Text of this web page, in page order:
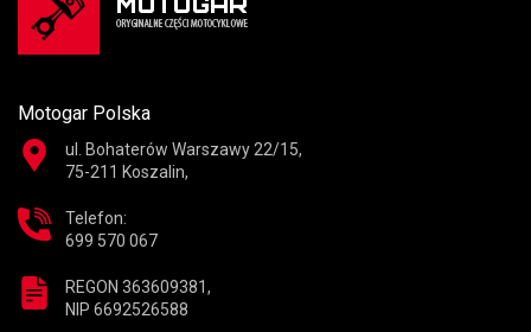
Motogar Polska
ul. Bohaterów Warszawy 22/15,
75-211 Koszalin,
Telefon:
699 570 067
REGON 363609381,
NIP 6692526588